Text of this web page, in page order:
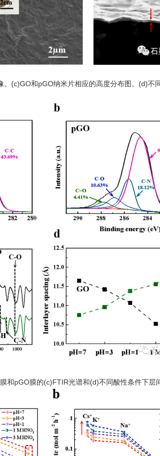
(c)GO和pGO纳米片相应的高度分布图。(d)
和pGO膜的(c)FTIR光谱和(d)不同酸性条件下层